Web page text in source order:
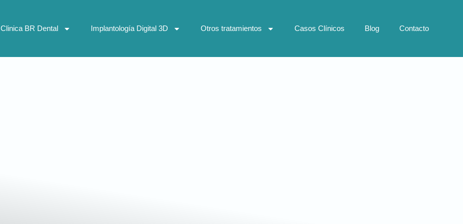
Clinica BR Dental Implantología Digital 3D Otros tratamientos Casos Clínicos Blog Contacto